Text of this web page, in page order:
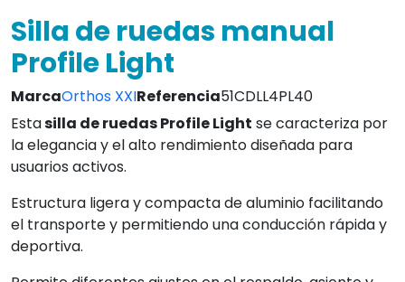
Silla de ruedas manual
Profile Light
MarcaOrthos XXIReferencia51CDLL4PL40
Estasilla de ruedas ProfileLight se caracteriza por
la elegancia y el alto rendimiento diseñada para
usuarios activos.
Estructura ligera y compacta de aluminio facilitando
el transporte y permitiendo una conducción rápida y
deportiva.